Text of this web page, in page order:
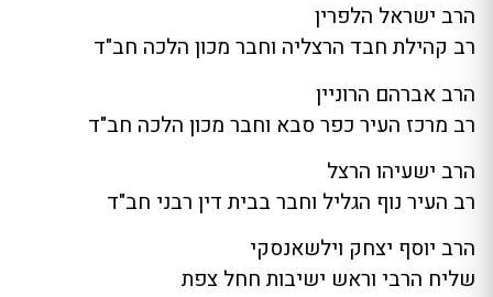
הרב ישראל הלפרין
רב קהילת חבד הרצליה וחבר מכון הלכה חב"ד
הרב אברהם הרוניין
רב מרכז העיר כפר סבא וחבר מכון הלכה חב"ד
הרב ישעיהו הרצל
רב העיר נוף הגליל וחבר בבית דין רבני חב"ד
הרב יוסף יצחק וילשאנסקי
שליח הרבי וראש ישיבות חחל צפת